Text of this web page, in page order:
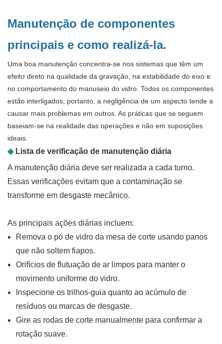
Manutenção de componentes
principais e como realizá-la.
Uma boa manutenção concentra-se nos sistemas que têm um
efeito direto na qualidade da gravação, na estabilidade do eixo e
no comportamento do manuseio do vidro. Todos os componentes
estão interligados, portanto, a negligência de um aspecto tende a
causar mais problemas em outros. As práticas que se seguem
baseiam-se na realidade das operações e não em suposições
ideais.
◆Lista de verificação de manutenção diária
A manutenção diária deve ser realizada a cada turno.
Essas verificações evitam que a contaminação se
transforme em desgaste mecânico.
As principais ações diárias incluem:
Remova o pó de vidro da mesa de corte usando panos
que não soltem fiapos.
Orifícios de flutuação de ar limpos para manter o
movimento uniforme do vidro.
Inspecione os trilhos-guia quanto ao acúmulo de
resíduos ou marcas de desgaste.
Gire as rodas de corte manualmente para confirmar a
rotação suave.